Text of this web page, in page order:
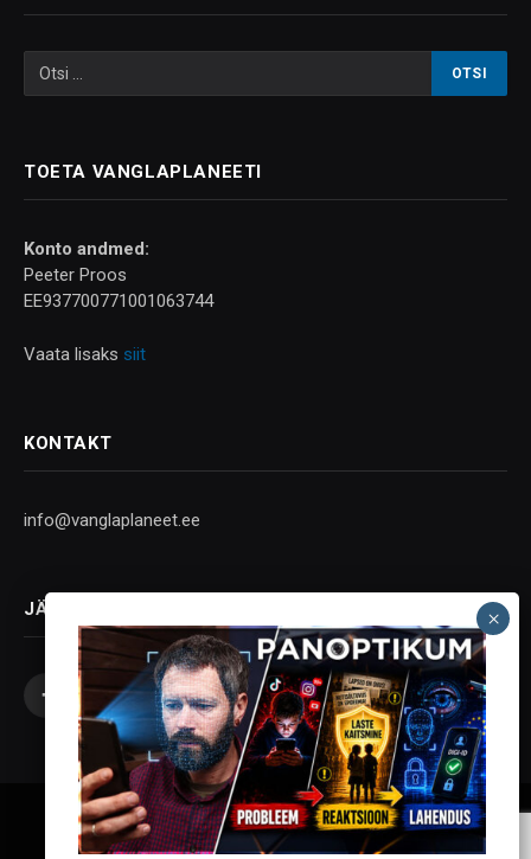
TOETA VANGLAPLANEETI
Konto andmed:
Peeter Proos
EE937700771001063744
Vaata lisaks siit
KONTAKT
info@vanglaplaneet.ee
JÄLGI SOTSIAALMEEDIAS
Facebook
X
(Twitter)
InstagramYouTubeTelegram
Vanglaplaneet - Vastupanu Vaim